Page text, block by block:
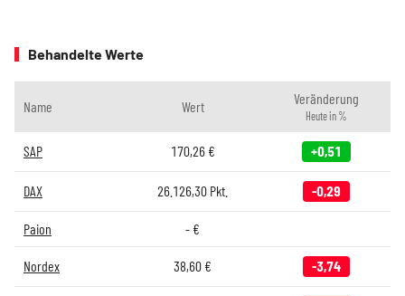
Behandelte Werte
Name Wert Veränderung
Heute in %
SAP 170,26€ +0,51
DAX 26.126,30 Pkt. -0,29
Paion - €
Nordex 38,60 € -3,74